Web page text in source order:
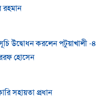
উদ্বোধন করলেন পটুয়াখালী -৪
হোসেন
সহায়তা প্রধান